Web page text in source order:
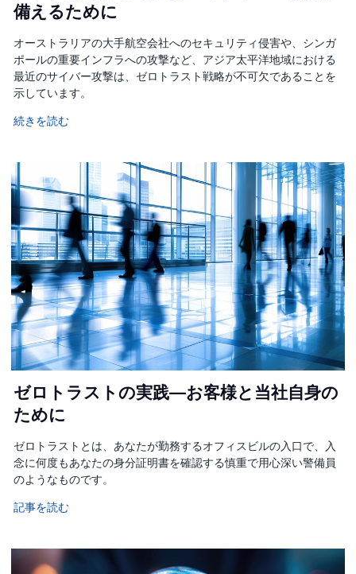
備えるために
オーストラリアの大手航空会社へのセキュリティ侵害や、シンガ
ポールの重要インフラへの攻撃など、アジア太平洋地域における
最近のサイバー攻撃は、ゼロトラスト戦略が不可欠であることを
示しています。
続きを読む
ゼロトラストの実践—お客様と当社自身の
ために
ゼロトラストとは、あなたが勤務するオフィスビルの入口で、入
念に何度もあなたの身分証明書を確認する慎重で用心深い警備員
のようなものです。
記事を読む